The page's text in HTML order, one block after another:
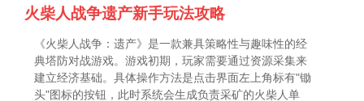
火柴人战争遗产新手玩法攻略
《火柴人战争：遗产》是一款兼具策略性与趣味性的经
典塔防对战游戏。游戏初期，玩家需要通过资源采集来
建立经济基础。具体操作方法是点击界面左上角标有"锄
头"图标的按钮，此时系统会生成负责采矿的火柴人单